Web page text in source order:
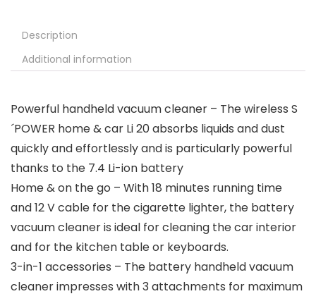
Description
Additional information
Powerful handheld vacuum cleaner – The wireless S
´POWER home & car Li 20 absorbs liquids and dust
quickly and effortlessly and is particularly powerful
thanks to the 7.4 Li-ion battery
Home & on the go – With 18 minutes running time
and 12 V cable for the cigarette lighter, the battery
vacuum cleaner is ideal for cleaning the car interior
and for the kitchen table or keyboards.
3-in-1 accessories – The battery handheld vacuum
cleaner impresses with 3 attachments for maximum